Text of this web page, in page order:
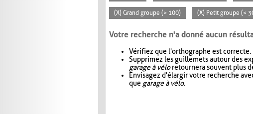
(X) Grand groupe (> 100) (X) Petit groupe (<
Votre recherche n'a donné aucun
Vérifiez que l'orthographe est correcte.
Supprimez les guillemets autour des
garage à véloretournera souvent plus
Envisagez d'élargir votre recherche
que garage à vélo.